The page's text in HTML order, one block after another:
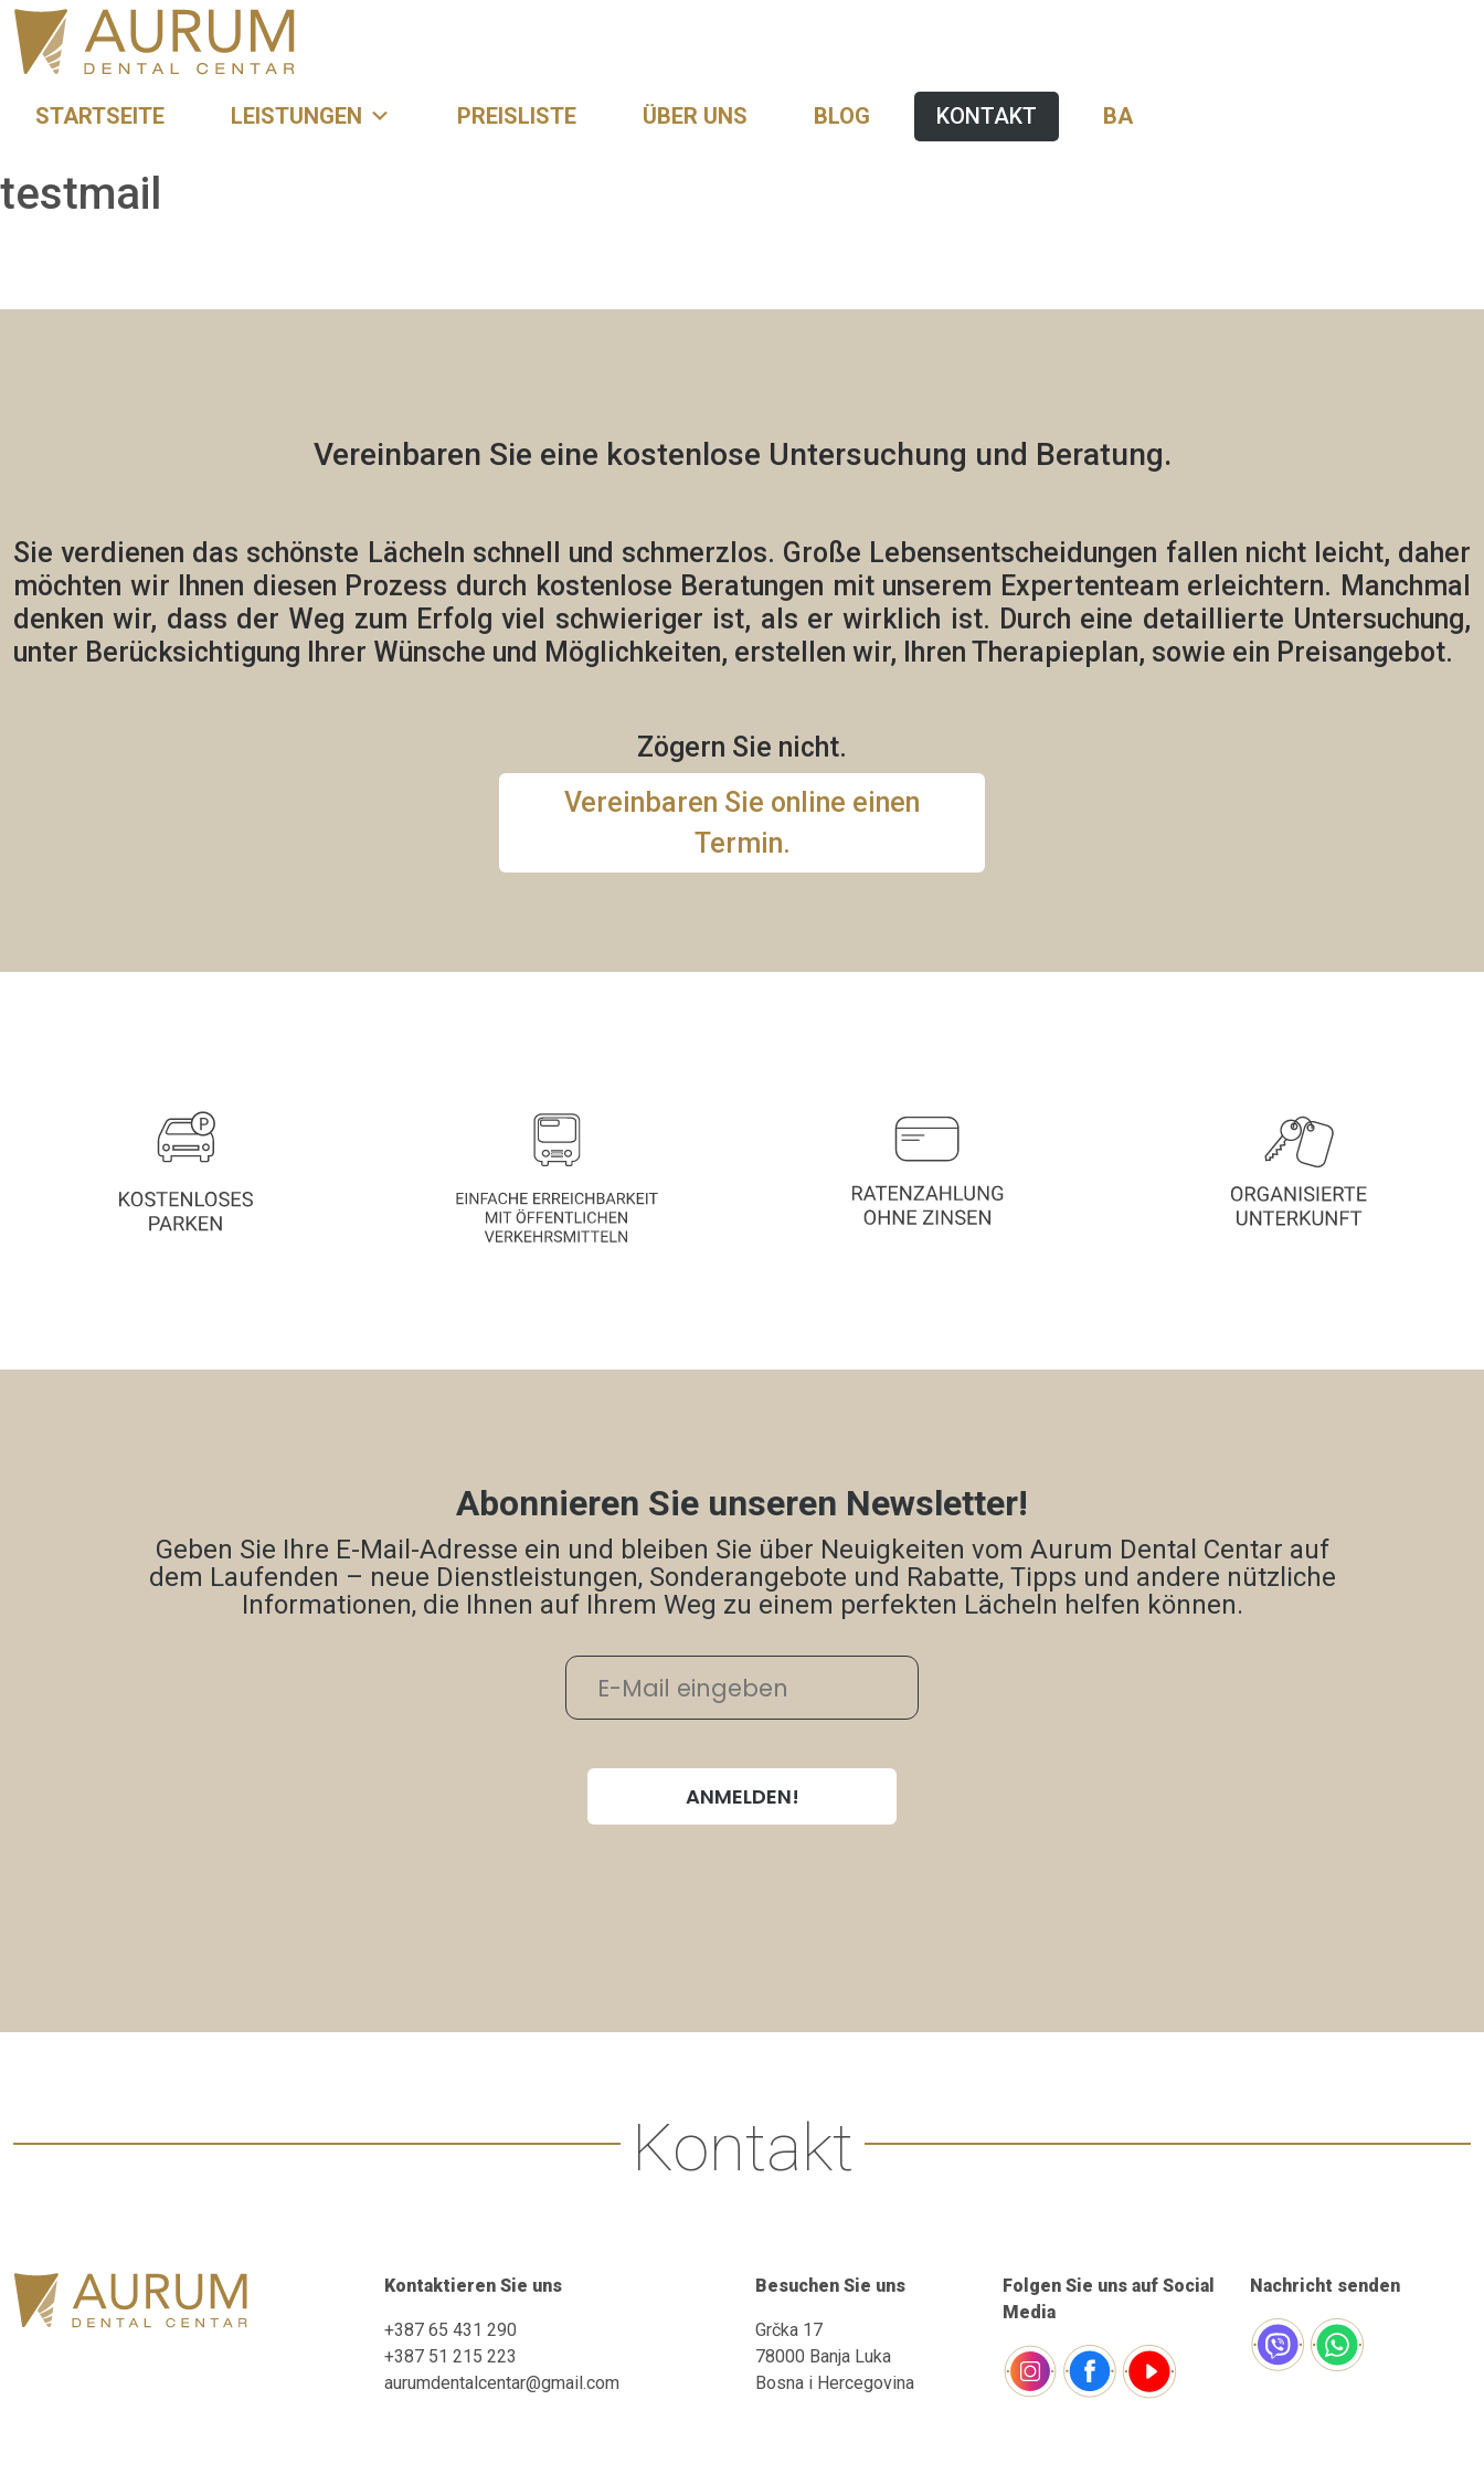
STARTSEITE LEISTUNGEN PREISLISTE ÜBER UNS BLOG KONTAKT BA
testmail
Vereinbaren Sie eine kostenlose Untersuchung und Beratung.
Sie verdienen das schönste Lächeln schnell und schmerzlos. Große Lebensentscheidungen fallen nicht leicht, daher
möchten wir Ihnen diesen Prozess durch kostenlose Beratungen mit unserem Expertenteam erleichtern. Manchmal
denken wir, dass der Weg zum Erfolg viel schwieriger ist, als er wirklich ist. Durch eine detaillierte Untersuchung,
unter Berücksichtigung Ihrer Wünsche und Möglichkeiten, erstellen wir, Ihren Therapieplan, sowie ein Preisangebot.
Zögern Sie nicht.
Vereinbaren Sie online einen
Termin.
Abonnieren Sie unseren Newsletter!
Geben Sie Ihre E-Mail-Adresse ein und bleiben Sie über Neuigkeiten vom Aurum Dental Centar auf
dem Laufenden – neue Dienstleistungen, Sonderangebote und Rabatte, Tipps und andere nützliche
Informationen, die Ihnen auf Ihrem Weg zu einem perfekten Lächeln helfen können.
Kontakt
Kontaktieren Sie uns
+387 65 431 290
+387 51 215 223
aurumdentalcentar@gmail.com
Besuchen Sie uns
Grčka 17
78000 Banja Luka
Bosna i Hercegovina
Folgen Sie uns auf Social
Media
Nachricht senden